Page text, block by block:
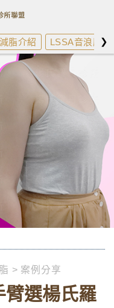
脂介紹 LSSA音浪脂雕
❯
案例分享
臂選楊氏羅